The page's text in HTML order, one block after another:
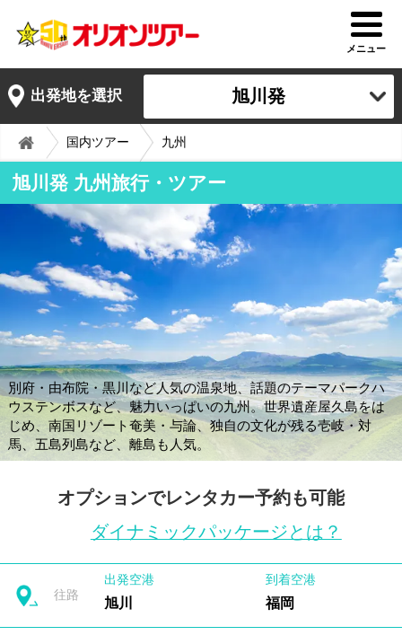
メニュー
出発地を選択 旭川発
国内ツアー 九州
旭川発 九州旅行・ツアー
別府・由布院・黒川など人気の温泉地、話題のテーマパークハ
ウステンボスなど、魅力いっぱいの九州。世界遺産屋久島をは
じめ、南国リゾート奄美・与論、独自の文化が残る壱岐・対
馬、五島列島など、離島も人気。
オプションでレンタカー予約も可能
ダイナミックパッケージとは？
往路
出発空港
旭川
到着空港
福岡